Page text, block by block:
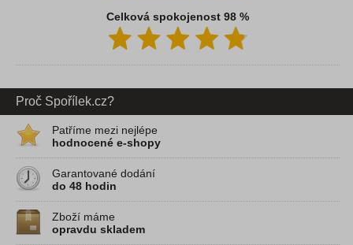
Celková spokojenost 98 %
Proč Spořílek.cz?
Patříme mezi nejlépe
hodnocené e-shopy
Garantované dodání
do 48 hodin
Zboží máme
opravdu skladem